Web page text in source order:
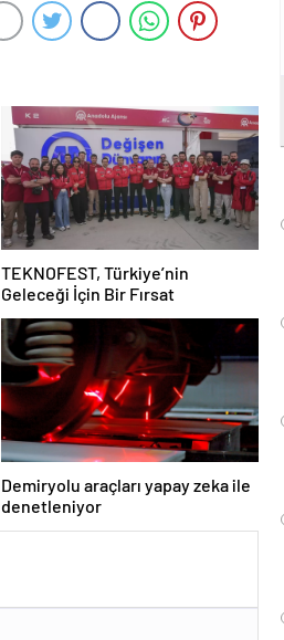
TEKNOFEST, Türkiye’nin
Geleceği İçin Bir Fırsat
Demiryolu araçları yapay zeka ile
denetleniyor